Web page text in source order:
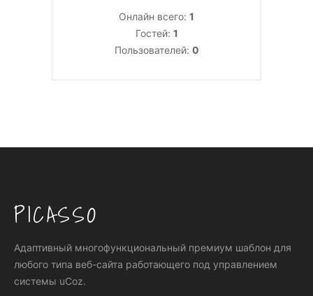
Онлайн всего: 1
Гостей: 1
Пользователей: 0
PICASSO
Адаптивный многофункциональный премиум шаблон для
любого типа веб-сайта работающего под управлением
системы uCoz.